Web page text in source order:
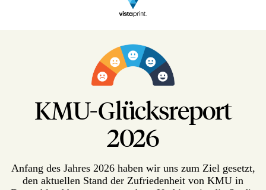
KMU-Glücksreport
2026
Anfang des Jahres 2026 haben wir uns zum Ziel gesetzt,
den aktuellen Stand der Zufriedenheit von KMU in